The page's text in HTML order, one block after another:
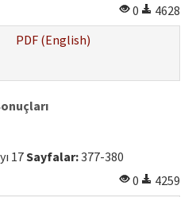
0
4628
PDF (English)
17Sayfalar:377-380
0
4259